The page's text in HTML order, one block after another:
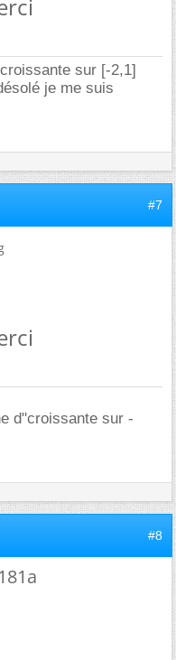
sur [-2,1]
je me suis
#7
d"croissante sur -
#8